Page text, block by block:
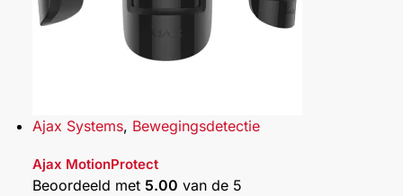
Ajax Systems, Bewegingsdetectie
Ajax MotionProtect
Beoordeeld met 5.00 van de 5